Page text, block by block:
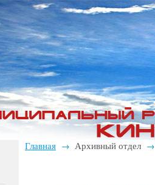
Главная → Архивный отдел →